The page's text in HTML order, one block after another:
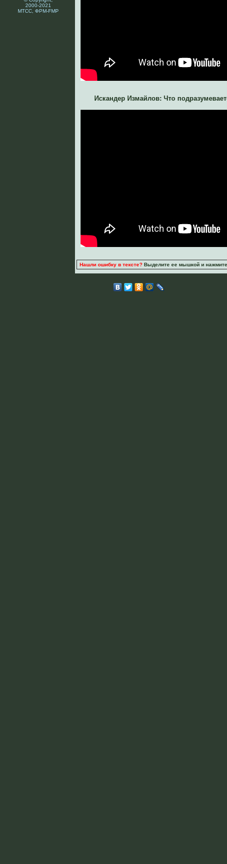
2000-2021
МТСС, ФРМ-FMP
Искандер Измайлов: Что
Нашли ошибку в тексте?Выделите ее мышкой и нажмите